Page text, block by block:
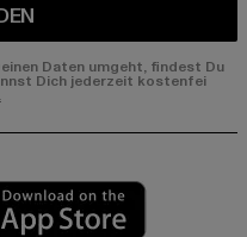
Daten umgeht, findest Du
Dich jederzeit kostenfei